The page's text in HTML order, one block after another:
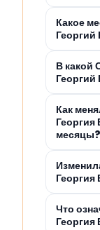
Какое
Георгий
В какой
Как
Георгия
месяцы?
Георгия
Что